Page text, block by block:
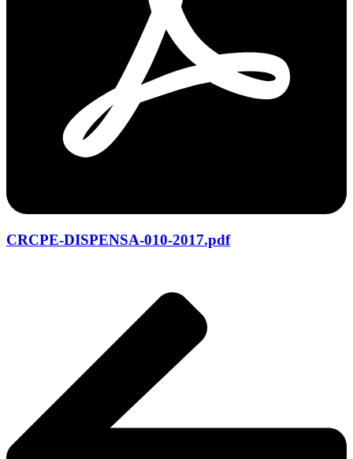
CRCPE-DISPENSA-010-2017.pdf